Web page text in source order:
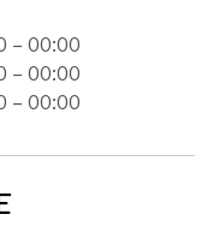
– 00:00
– 00:00
– 00:00